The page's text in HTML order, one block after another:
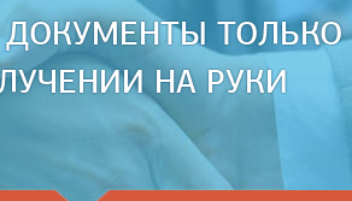
ДОКУМЕНТЫ ТОЛЬКО
НА РУКИ